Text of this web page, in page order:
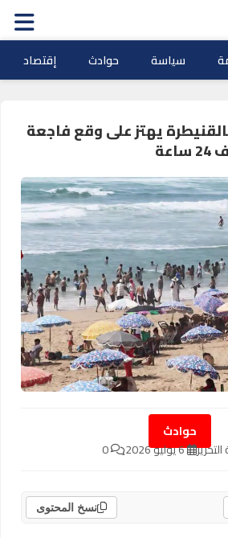
سياسة حوادث إقتصاد
يهتز على وقع فاجعة
حوادث
6 يوليو 2026 0
نسخ المحتوى